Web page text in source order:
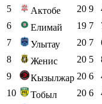
5
Актобе 20 9
6
Елимай 19 7
7
Улытау 20 7
8
Женис 20 5
9
Кызылжар 20 6
10
Тобыл 20 6